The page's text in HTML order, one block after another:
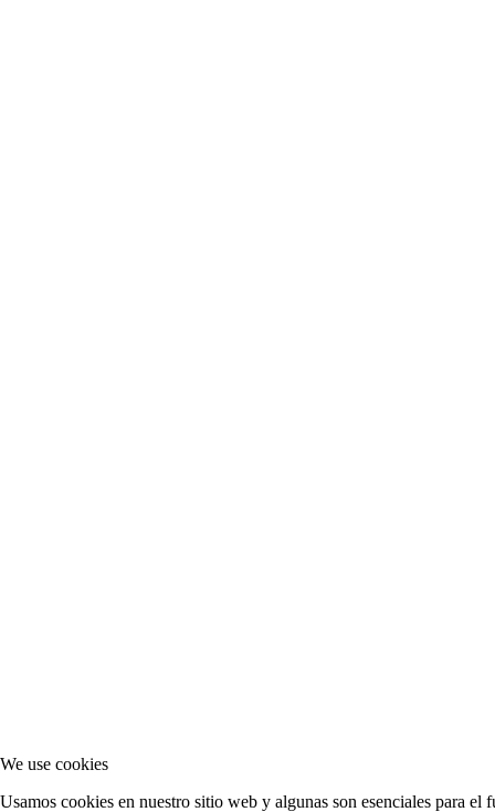
We use cookies
Usamos cookies en nuestro sitio web y algunas son esenciales para